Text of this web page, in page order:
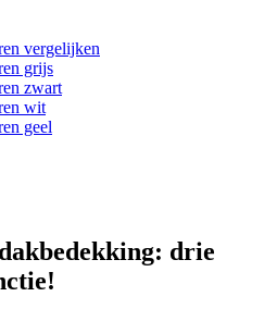
vergelijken
grijs
zwart
wit
geel
drie